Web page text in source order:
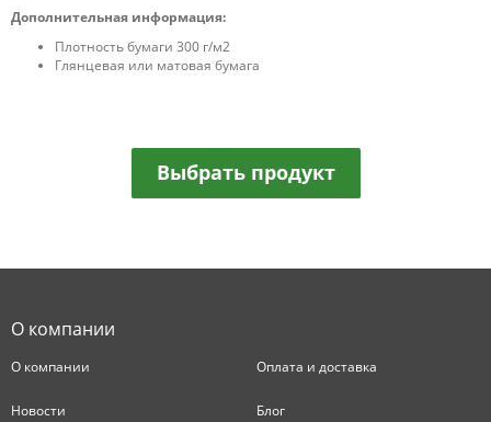
Дополнительная информация:
Плотность бумаги 300 г/м2
Глянцевая или матовая бумага
Выбрать продукт
О компании
О компании Оплата и доставка
Новости Блог